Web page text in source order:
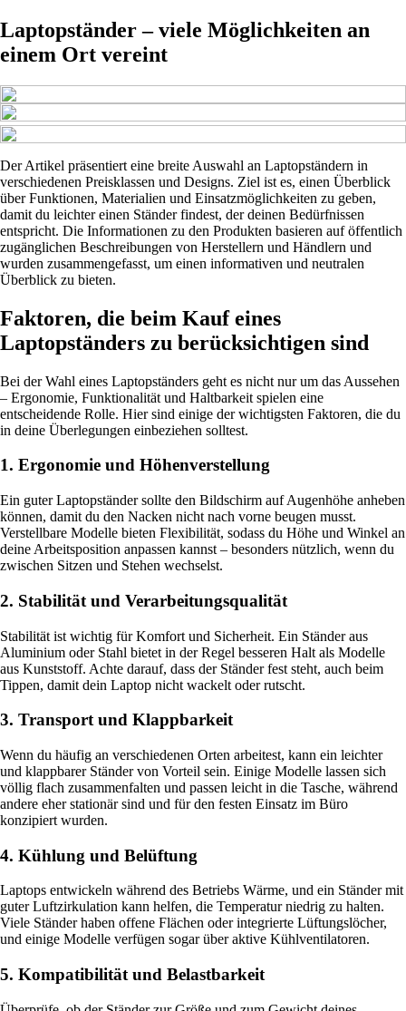
Laptopständer – viele Möglichkeiten an
einem Ort vereint
Der Artikel präsentiert eine breite Auswahl an Laptopständern in
verschiedenen Preisklassen und Designs. Ziel ist es, einen Überblick
über Funktionen, Materialien und Einsatzmöglichkeiten zu geben,
damit du leichter einen Ständer findest, der deinen Bedürfnissen
entspricht. Die Informationen zu den Produkten basieren auf öffentlich
zugänglichen Beschreibungen von Herstellern und Händlern und
wurden zusammengefasst, um einen informativen und neutralen
Überblick zu bieten.
Faktoren, die beim Kauf eines
Laptopständers zu berücksichtigen sind
Bei der Wahl eines Laptopständers geht es nicht nur um das Aussehen
– Ergonomie, Funktionalität und Haltbarkeit spielen eine
entscheidende Rolle. Hier sind einige der wichtigsten Faktoren, die du
in deine Überlegungen einbeziehen solltest.
1. Ergonomie und Höhenverstellung
Ein guter Laptopständer sollte den Bildschirm auf Augenhöhe anheben
können, damit du den Nacken nicht nach vorne beugen musst.
Verstellbare Modelle bieten Flexibilität, sodass du Höhe und Winkel an
deine Arbeitsposition anpassen kannst – besonders nützlich, wenn du
zwischen Sitzen und Stehen wechselst.
2. Stabilität und Verarbeitungsqualität
Stabilität ist wichtig für Komfort und Sicherheit. Ein Ständer aus
Aluminium oder Stahl bietet in der Regel besseren Halt als Modelle
aus Kunststoff. Achte darauf, dass der Ständer fest steht, auch beim
Tippen, damit dein Laptop nicht wackelt oder rutscht.
3. Transport und Klappbarkeit
Wenn du häufig an verschiedenen Orten arbeitest, kann ein leichter
und klappbarer Ständer von Vorteil sein. Einige Modelle lassen sich
völlig flach zusammenfalten und passen leicht in die Tasche, während
andere eher stationär sind und für den festen Einsatz im Büro
konzipiert wurden.
4. Kühlung und Belüftung
Laptops entwickeln während des Betriebs Wärme, und ein Ständer mit
guter Luftzirkulation kann helfen, die Temperatur niedrig zu halten.
Viele Ständer haben offene Flächen oder integrierte Lüftungslöcher,
und einige Modelle verfügen sogar über aktive Kühlventilatoren.
5. Kompatibilität und Belastbarkeit